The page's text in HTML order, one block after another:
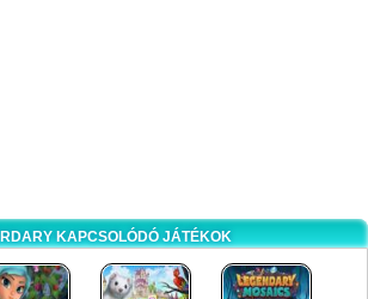
KAPCSOLÓDÓ JÁTÉKOK